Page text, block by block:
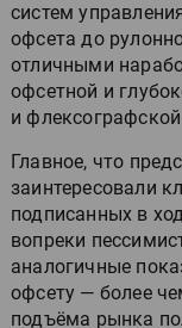
систем
офсета до
отличными
офсетной и
и
Главное, что
заинтересовали
подписанных в
вопреки
аналогичные
офсету — более
подъёма рынка